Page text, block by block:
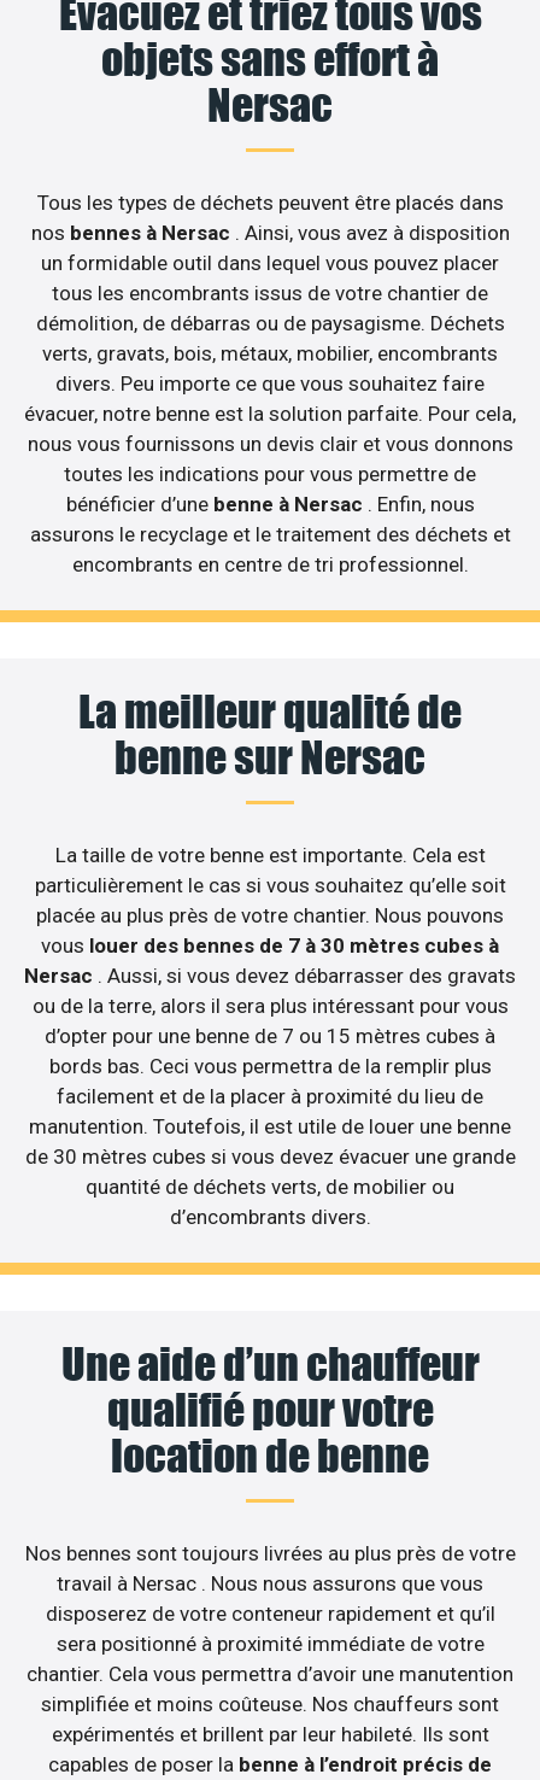
Evacuez et triez tous vos
objets sans effort à
Nersac
Tous les types de déchets peuvent être placés dans
nos bennes à Nersac . Ainsi, vous avez à disposition
un formidable outil dans lequel vous pouvez placer
tous les encombrants issus de votre chantier de
démolition, de débarras ou de paysagisme. Déchets
verts, gravats, bois, métaux, mobilier, encombrants
divers. Peu importe ce que vous souhaitez faire
évacuer, notre benne est la solution parfaite. Pour cela,
nous vous fournissons un devis clair et vous donnons
toutes les indications pour vous permettre de
bénéficier d’une benne à Nersac . Enfin, nous
assurons le recyclage et le traitement des déchets et
encombrants en centre de tri professionnel.
La meilleur qualité de
benne sur Nersac
La taille de votre benne est importante. Cela est
particulièrement le cas si vous souhaitez qu’elle soit
placée au plus près de votre chantier. Nous pouvons
vous louer des bennes de 7 à 30 mètres cubes à
Nersac . Aussi, si vous devez débarrasser des gravats
ou de la terre, alors il sera plus intéressant pour vous
d’opter pour une benne de 7 ou 15 mètres cubes à
bords bas. Ceci vous permettra de la remplir plus
facilement et de la placer à proximité du lieu de
manutention. Toutefois, il est utile de louer une benne
de 30 mètres cubes si vous devez évacuer une grande
quantité de déchets verts, de mobilier ou
d’encombrants divers.
Une aide d’un chauffeur
qualifié pour votre
location de benne
Nos bennes sont toujours livrées au plus près de votre
travail à Nersac . Nous nous assurons que vous
disposerez de votre conteneur rapidement et qu’il
sera positionné à proximité immédiate de votre
chantier. Cela vous permettra d’avoir une manutention
simplifiée et moins coûteuse. Nos chauffeurs sont
expérimentés et brillent par leur habileté. Ils sont
capables de poser la benne à l’endroit précis de